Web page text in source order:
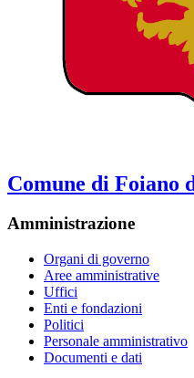
Comune di Foiano
Amministrazione
Organi di governo
Aree amministrative
Uffici
Enti e fondazioni
Politici
Personale amministrativo
Documenti e dati